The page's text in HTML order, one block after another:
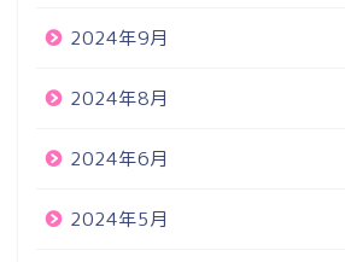
2024年9月
2024年8月
2024年6月
2024年5月